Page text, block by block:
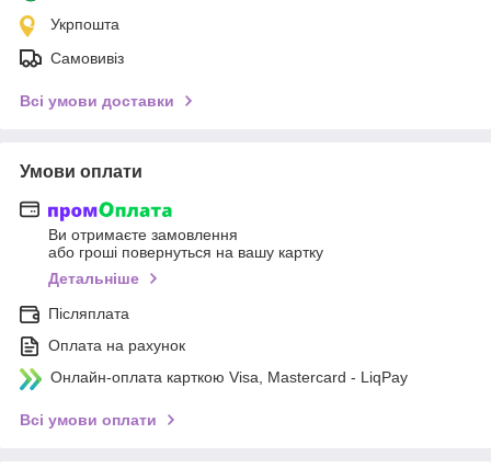
Укрпошта
Самовивіз
Всі умови доставки
Умови оплати
Ви отримаєте замовлення
або гроші повернуться на вашу картку
Детальніше
Післяплата
Оплата на рахунок
Онлайн-оплата карткою Visa, Mastercard - LiqPay
Всі умови оплати